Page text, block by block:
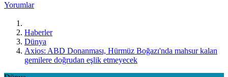
Yorumlar
Haberler
Dünya
Axios: ABD Donanması, Hürmüz Boğazı'nda mahsur kalan
gemilere doğrudan eşlik etmeyecek